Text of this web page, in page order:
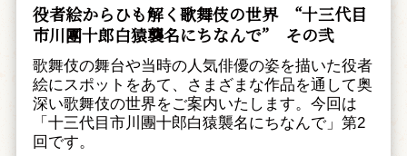
役者絵からひも解く歌舞伎の世界 “十三代目
市川團十郎白猿襲名にちなんで” その弐
歌舞伎の舞台や当時の人気俳優の姿を描いた役者
絵にスポットをあて、さまざまな作品を通して奥
深い歌舞伎の世界をご案内いたします。今回は
「十三代目市川團十郎白猿襲名にちなんで」第2
回です。